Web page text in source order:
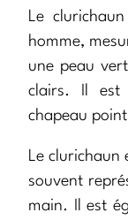
Le
homme,
une peau
clairs. Il est
chapeau
Le clurichaun
souvent
main. Il est